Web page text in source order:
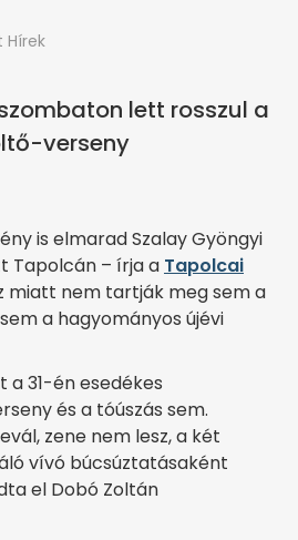
Hírek
lett rosszul a
verseny
is elmarad Szalay Gyöngyi
Tapolcán – írja a Tapolcai
miatt nem tartják meg sem a
a hagyományos újévi
a 31-én esedékes
és a tóúszás sem.
zene nem lesz, a két
vívó búcsúztatásaként
el Dobó Zoltán